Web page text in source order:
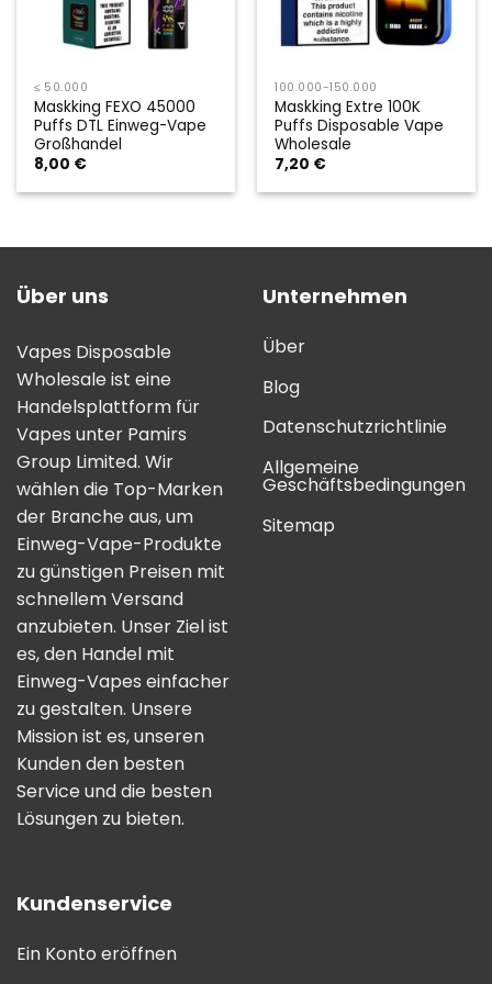
≤ 50.000
Maskking FEXO 45000
Puffs DTL Einweg-Vape
Großhandel
8,00 €
100.000-150.000
Maskking Extre 100K
Puffs Disposable Vape
Wholesale
7,20 €
Über uns
Vapes Disposable
Wholesale ist eine
Handelsplattform für
Vapes unter Pamirs
Group Limited. Wir
wählen die Top-Marken
der Branche aus, um
Einweg-Vape-Produkte
zu günstigen Preisen mit
schnellem Versand
anzubieten. Unser Ziel ist
es, den Handel mit
Einweg-Vapes einfacher
zu gestalten. Unsere
Mission ist es, unseren
Kunden den besten
Service und die besten
Lösungen zu bieten.
Unternehmen
Über
Blog
Datenschutzrichtlinie
Allgemeine
Geschäftsbedingungen
Sitemap
Kundenservice
Ein Konto eröffnen